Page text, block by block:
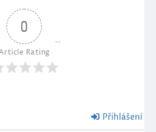
0
Rating
Přihlášení